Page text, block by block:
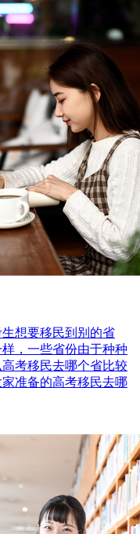
想要移民到别的省
，一些省份由于种种
考移民去哪个省比较
准备的高考移民去哪